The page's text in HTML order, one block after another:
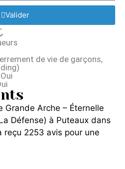
Valider
de vie de garçons,
Oui
Grande Arche – Éternelle
Défense) à Puteaux dans
2253 avis pour une